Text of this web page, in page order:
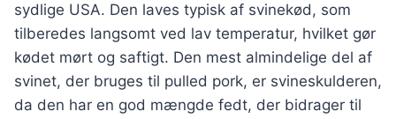
sydlige USA. Den laves typisk af svinekød, som
tilberedes langsomt ved lav temperatur, hvilket gør
kødet mørt og saftigt. Den mest almindelige del af
svinet, der bruges til pulled pork, er svineskulderen,
da den har en god mængde fedt, der bidrager til